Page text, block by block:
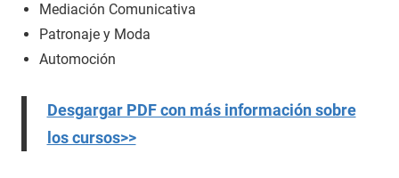
Mediación Comunicativa
Patronaje y Moda
Automoción
Desgargar PDF con más información sobre
los cursos>>